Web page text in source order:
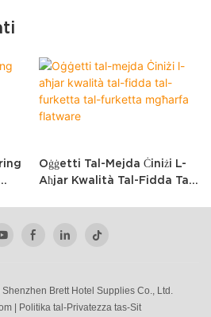
Oġġetti Tal-Mejda Ċiniżi L-
Aħjar Kwalità Tal-Fidda Tal-
Brett Hotel Supplies Co., Ltd.
Politika tal-Privatezza tas-Sit